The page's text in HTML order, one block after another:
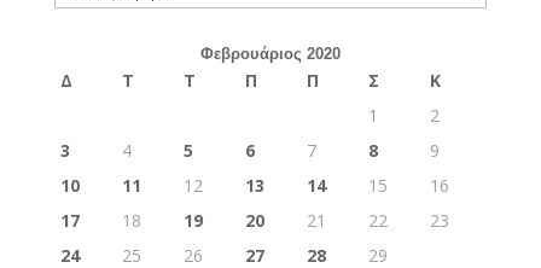
Φεβρουάριος 2020
Δ Τ Τ Π Π Σ
Κ
1
2
3
4 5 6 7 8
9
10
11 12 13 14 15
16
17
18 19 20 21 22
23
24
25 26 27 28
29